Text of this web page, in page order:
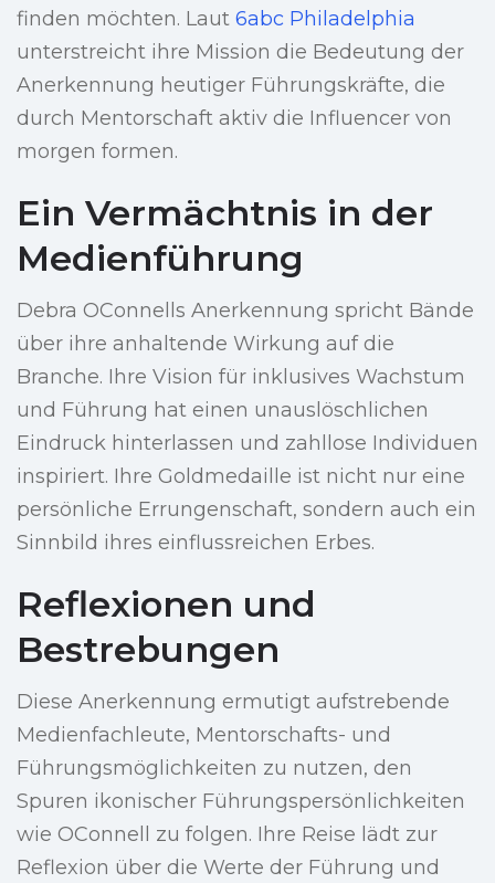
finden möchten. Laut 6abc Philadelphia
unterstreicht ihre Mission die Bedeutung der
Anerkennung heutiger Führungskräfte, die
durch Mentorschaft aktiv die Influencer von
morgen formen.
Ein Vermächtnis in der
Medienführung
Debra OConnells Anerkennung spricht Bände
über ihre anhaltende Wirkung auf die
Branche. Ihre Vision für inklusives Wachstum
und Führung hat einen unauslöschlichen
Eindruck hinterlassen und zahllose Individuen
inspiriert. Ihre Goldmedaille ist nicht nur eine
persönliche Errungenschaft, sondern auch ein
Sinnbild ihres einflussreichen Erbes.
Reflexionen und
Bestrebungen
Diese Anerkennung ermutigt aufstrebende
Medienfachleute, Mentorschafts- und
Führungsmöglichkeiten zu nutzen, den
Spuren ikonischer Führungspersönlichkeiten
wie OConnell zu folgen. Ihre Reise lädt zur
Reflexion über die Werte der Führung und